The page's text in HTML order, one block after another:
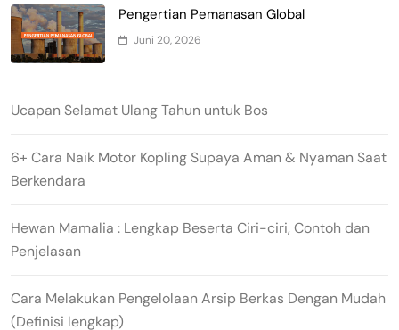
Pengertian Pemanasan Global
Juni 20, 2026
Ucapan Selamat Ulang Tahun untuk Bos
6+ Cara Naik Motor Kopling Supaya Aman & Nyaman Saat
Berkendara
Hewan Mamalia : Lengkap Beserta Ciri-ciri, Contoh dan
Penjelasan
Cara Melakukan Pengelolaan Arsip Berkas Dengan Mudah
(Definisi lengkap)